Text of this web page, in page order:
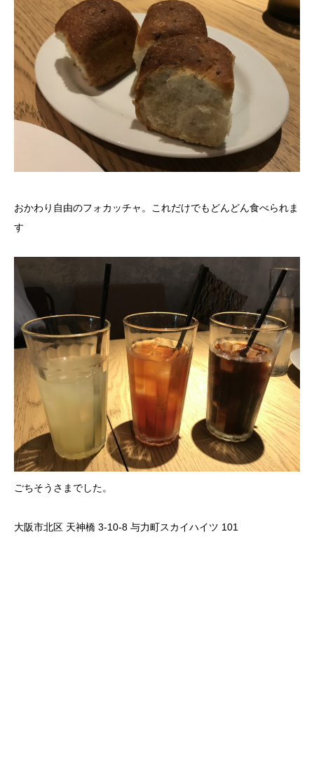
おかわり自由のフォカッチャ。これだけでもどんどん食べられま
す
ごちそうさまでした。
大阪市北区 天神橋 3-10-8 与力町スカイハイツ 101